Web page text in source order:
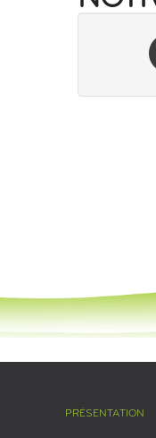
PRÉSENTATION